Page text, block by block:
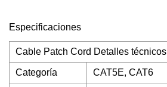
Especificaciones
Cable Patch Cord Detalles técnicos
Categoría CAT5E, CAT6